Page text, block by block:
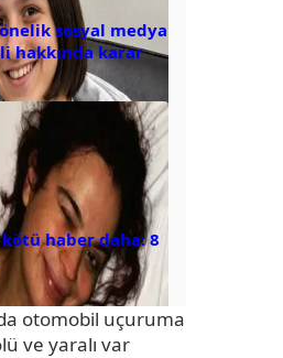
sosyal medya
hakkında karar
haber daha: 8
otomobil uçuruma
ve yaralı var